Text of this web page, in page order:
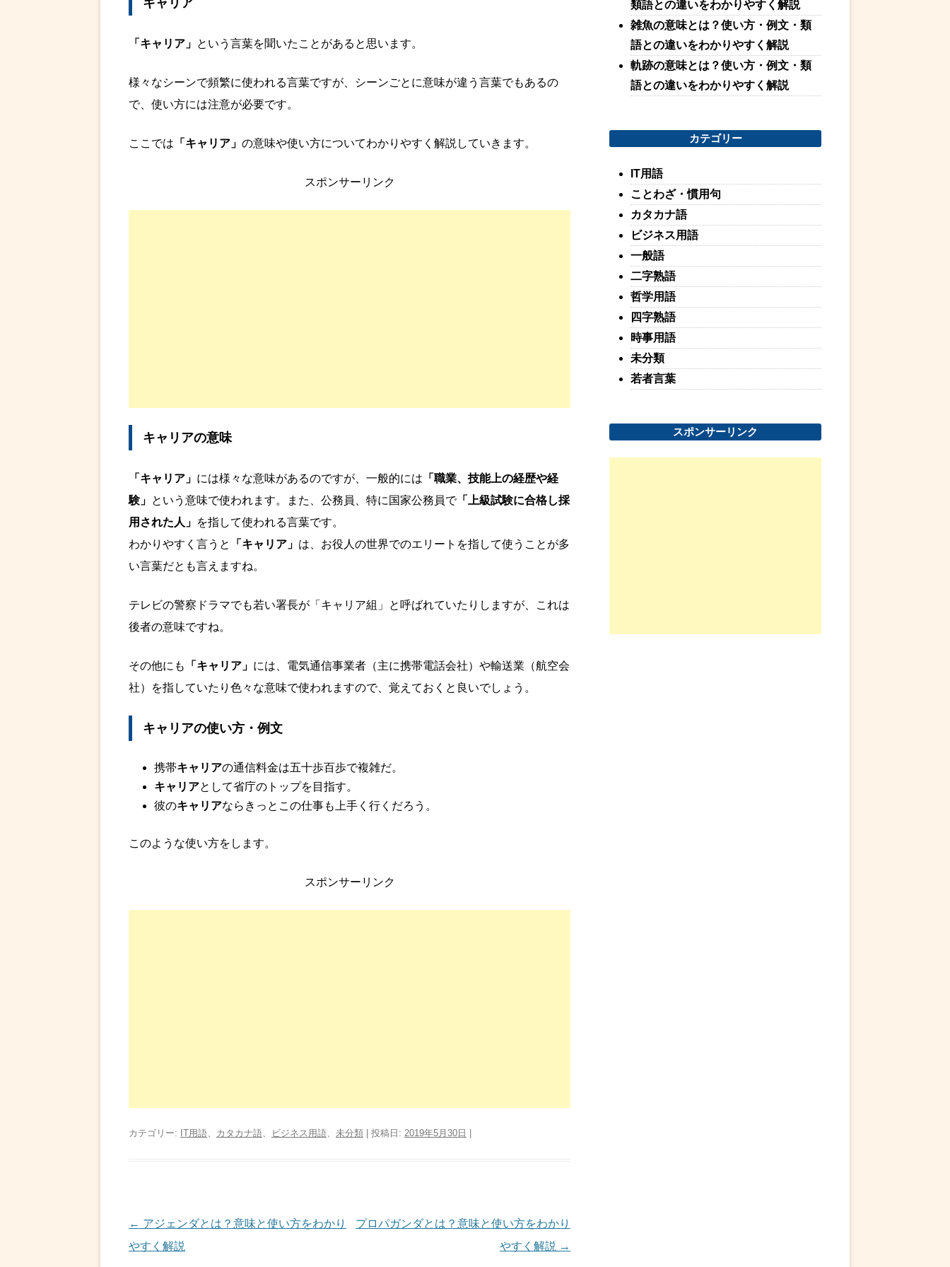
キャリア
「キャリア」 という言葉を聞いたことがあると思います。
様々なシーンで頻繁に使われる言葉ですが、シーンごとに意味が違う言葉でもあるの
で、使い方には注意が必要です。
ここでは 「キャリア」 の意味や使い方についてわかりやすく解説していきます。
スポンサーリンク
キャリアの意味
「キャリア」 には様々な意味があるのですが、一般的には 「職業、技能上の経歴や経
験」 という意味で使われます。また、公務員、特に国家公務員で「上級試験に合格し採
用された人」 を指して使われる言葉です。
わかりやすく言うと
「キャリア」 は、お役人の世界でのエリートを指して使うことが多
い言葉だとも言えますね。
テレビの警察ドラマでも若い署長が「キャリア組」と呼ばれていたりしますが、これは
後者の意味ですね。
その他にも 「キャリア」 には、電気通信事業者（主に携帯電話会社）や輸送業（航空会
社）を指していたり色々な意味で使われますので、覚えておくと良いでしょう。
キャリアの使い方・例文
携帯キャリアの通信料金は五十歩百歩で複雑だ。
キャリアとして省庁のトップを目指す。
彼のキャリアならきっとこの仕事も上手く行くだろう。
このような使い方をします。
スポンサーリンク
カテゴリー: IT用語、 カタカナ語、 ビジネス用語、 未分類 | 投稿日: 2019年5月30日
投
稿
← アジェンダとは？意味と使い方をわかり
やすく解説
プロパガンダとは？意味と使い方をわかり
やすく解説 →
類語との違いをわかりやすく解説
雑魚の意味とは？使い方・例文・類
語との違いをわかりやすく解説
軌跡の意味とは？使い方・例文・類
語との違いをわかりやすく解説
カテゴリー
IT用語
ことわざ・慣用句
カタカナ語
ビジネス用語
一般語
二字熟語
哲学用語
四字熟語
時事用語
未分類
若者言葉
スポンサーリンク